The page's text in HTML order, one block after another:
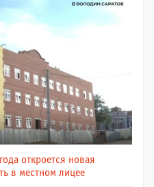
откроется новая
в местном лицее